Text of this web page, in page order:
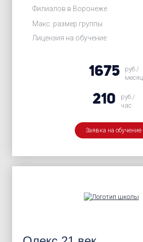
Филиалов в Воронеже
Макс. размер группы
Лицензия на обучение
1675
руб./
месяц
210
руб./
час
Заявка на обучение